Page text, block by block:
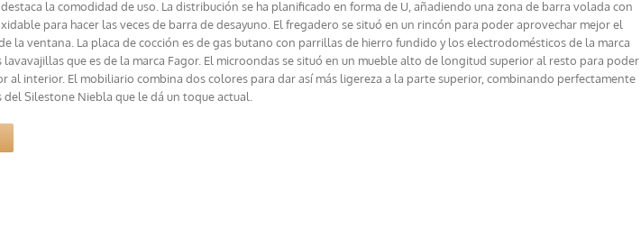
la comodidad de uso. La distribución se ha planificado en forma de U, añadiendo una zona de barra volada con
para hacer las veces de barra de desayuno. El fregadero se situó en un rincón para poder aprovechar mejor el
la ventana. La placa de cocción es de gas butano con parrillas de hierro fundido y los electrodomésticos de la marca
lavavajillas que es de la marca Fagor. El microondas se situó en un mueble alto de longitud superior al resto para poder
al interior. El mobiliario combina dos colores para dar así más ligereza a la parte superior, combinando perfectamente
Silestone Niebla que le dá un toque actual.